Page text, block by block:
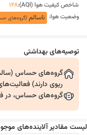
شاخص کیفیت هوا (AQI):
128
وضعیت هوا: ناسالم (گروه‌های
توصیه‌های بهداشتی
گروه‌های حساس
ریوی دارند)
گروه‌های حساس، در
لیست مقادیر آلاینده‌های